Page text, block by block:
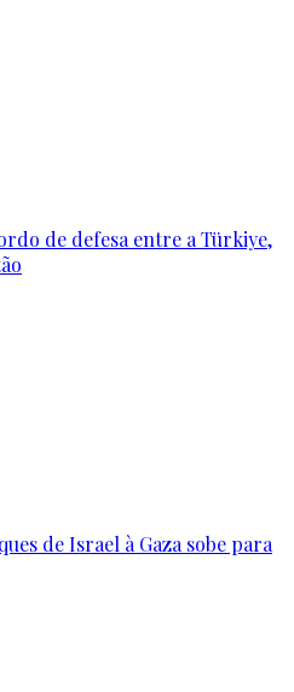
de defesa entre a Türkiye,
de Israel à Gaza sobe para